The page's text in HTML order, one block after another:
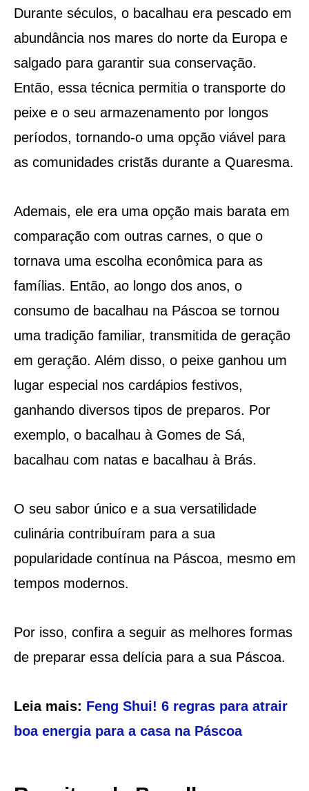
Durante séculos, o bacalhau era pescado em
abundância nos mares do norte da Europa e
salgado para garantir sua conservação.
Então, essa técnica permitia o transporte do
peixe e o seu armazenamento por longos
períodos, tornando-o uma opção viável para
as comunidades cristãs durante a Quaresma.
Ademais, ele era uma opção mais barata em
comparação com outras carnes, o que o
tornava uma escolha econômica para as
famílias. Então, ao longo dos anos, o
consumo de bacalhau na Páscoa se tornou
uma tradição familiar, transmitida de geração
em geração. Além disso, o peixe ganhou um
lugar especial nos cardápios festivos,
ganhando diversos tipos de preparos. Por
exemplo, o bacalhau à Gomes de Sá,
bacalhau com natas e bacalhau à Brás.
O seu sabor único e a sua versatilidade
culinária contribuíram para a sua
popularidade contínua na Páscoa, mesmo em
tempos modernos.
Por isso, confira a seguir as melhores formas
de preparar essa delícia para a sua Páscoa.
Leia mais: Feng Shui! 6 regras para atrair
boa energia para a casa na Páscoa